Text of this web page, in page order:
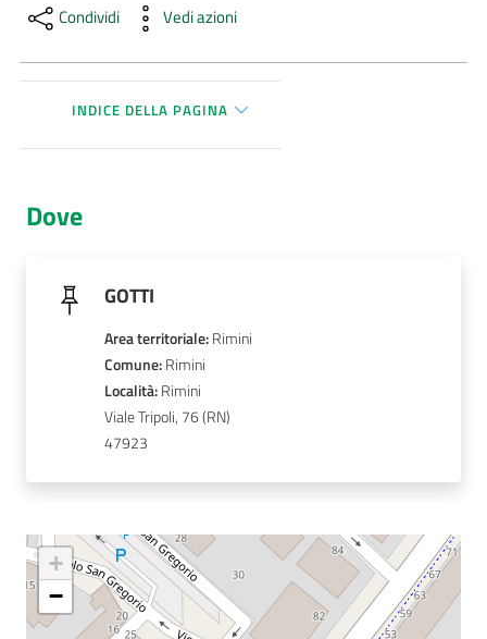
Servizi
Luoghi
Comunica
Bandi
Condividi Vedi azioni
INDICE DELLA PAGINA
Dove
GOTTI
Area territoriale:Rimini
Comune: Rimini
Località: Rimini
Viale Tripoli, 76
47923
+
−